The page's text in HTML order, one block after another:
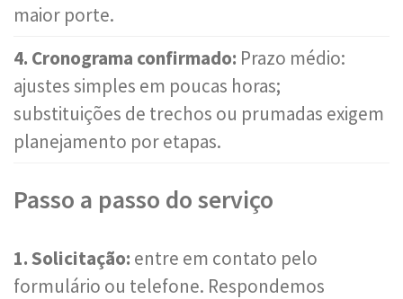
maior porte.
4. Cronograma confirmado: Prazo médio:
ajustes simples em poucas horas;
substituições de trechos ou prumadas exigem
planejamento por etapas.
Passo a passo do serviço
1. Solicitação: entre em contato pelo
formulário ou telefone. Respondemos